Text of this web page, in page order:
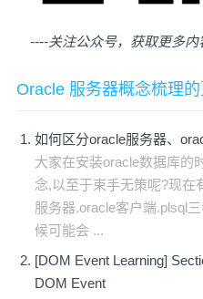
----关注公众号，获取更多内
Oracle 服务器概念梳理
如何区分oracle服务器、
大家在安装oracle数据库的
念,以至于束手无策呢?现在
服务器.oracle客户端.plsql
候可能会 ...
[DOM Event Learning]
DOM Event